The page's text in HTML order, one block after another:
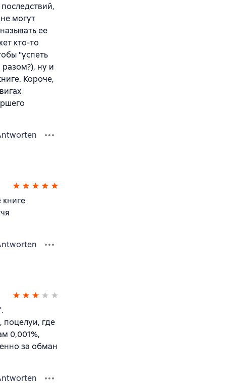
могут
ее
кто-то
"успеть
ну и
Короче,
где
0,001%,
за обман